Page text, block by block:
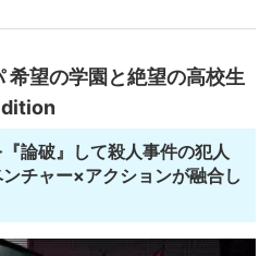
希望の学園と絶望の高校生
論破』して殺人事件の犯人
チャー×アクションが融合し